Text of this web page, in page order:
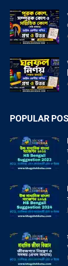
POPULAR